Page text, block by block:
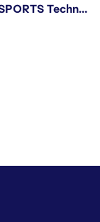
Senior Technical Artist (Rigging) - EA SPORTS Technology